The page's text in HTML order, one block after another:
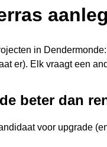
in
er). Elk vraagt een
beter dan
voor upgrade